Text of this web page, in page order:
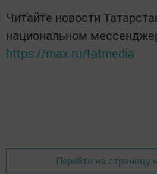
Читайте новости
национальном
https://max.ru/tatmedia
Перейти на страницу